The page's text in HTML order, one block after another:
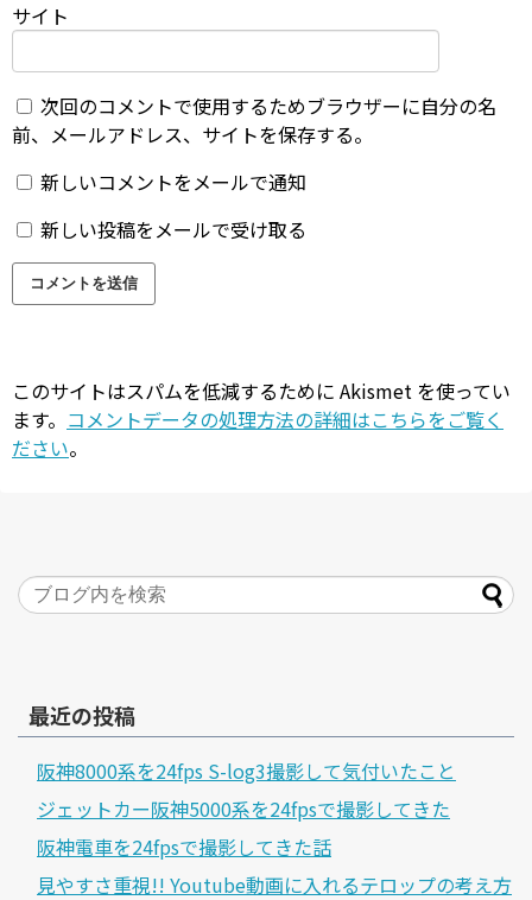
サイト
次回のコメントで使用するためブラウザーに自分の名
前、メールアドレス、サイトを保存する。
新しいコメントをメールで通知
新しい投稿をメールで受け取る
このサイトはスパムを低減するために Akismet を使ってい
ます。 コメントデータの処理方法の詳細はこちらをご覧く
ださい。
最近の投稿
阪神8000系を24fps S-log3撮影して気付いたこと
ジェットカー阪神5000系を24fpsで撮影してきた
阪神電車を24fpsで撮影してきた話
見やすさ重視!! Youtube動画に入れるテロップの考え方